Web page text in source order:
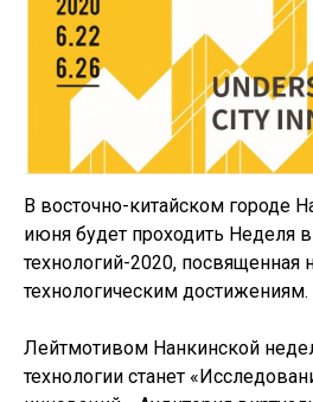
В восточно-китайском городе
июня будет проходить Неделя
технологий-2020,
технологическим достижениям.
Лейтмотивом Нанкинской
технологии станет